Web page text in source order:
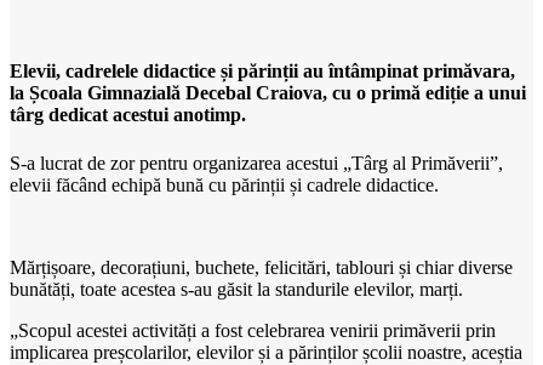
Elevii, cadrelele didactice și părinții au întâmpinat primăvara,
la Școala Gimnazială Decebal Craiova, cu o primă ediție a unui
târg dedicat acestui anotimp.
S-a lucrat de zor pentru organizarea acestui „Târg al Primăverii”,
elevii făcând echipă bună cu părinții și cadrele didactice.
Mărțișoare, decorațiuni, buchete, felicitări, tablouri și chiar diverse
bunătăți, toate acestea s-au găsit la standurile elevilor, marți.
„Scopul acestei activități a fost celebrarea venirii primăverii prin
implicarea preșcolarilor, elevilor și a părinților școlii noastre, aceștia